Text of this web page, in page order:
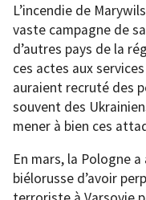
L’incendie de
vaste campagne de
d’autres pays de la
ces actes aux
auraient recruté des
souvent des
mener à bien ces
En mars, la Pologne
biélorusse d’avoir